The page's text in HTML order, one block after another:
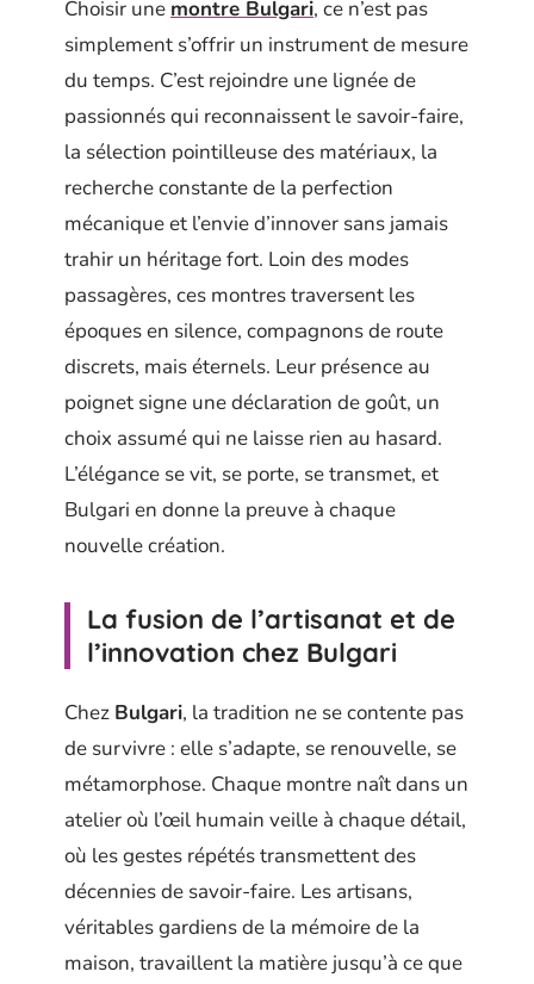
Choisir une montre Bulgari, ce n’est pas
simplement s’offrir un instrument de mesure
du temps. C’est rejoindre une lignée de
passionnés qui reconnaissent le savoir-faire,
la sélection pointilleuse des matériaux, la
recherche constante de la perfection
mécanique et l’envie d’innover sans jamais
trahir un héritage fort. Loin des modes
passagères, ces montres traversent les
époques en silence, compagnons de route
discrets, mais éternels. Leur présence au
poignet signe une déclaration de goût, un
choix assumé qui ne laisse rien au hasard.
L’élégance se vit, se porte, se transmet, et
Bulgari en donne la preuve à chaque
nouvelle création.
La fusion de l’artisanat et de
l’innovation chez Bulgari
Chez Bulgari, la tradition ne se contente pas
de survivre : elle s’adapte, se renouvelle, se
métamorphose. Chaque montre naît dans un
atelier où l’œil humain veille à chaque détail,
où les gestes répétés transmettent des
décennies de savoir-faire. Les artisans,
véritables gardiens de la mémoire de la
maison, travaillent la matière jusqu’à ce que